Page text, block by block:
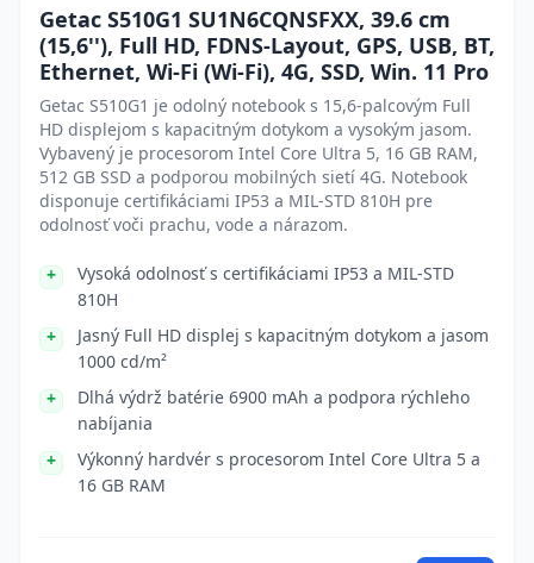
Getac S510G1 SU1N6CQNSFXX, 39.6 cm
(15,6''), Full HD, FDNS-Layout, GPS, USB, BT,
Ethernet, Wi-Fi (Wi-Fi), 4G, SSD, Win. 11 Pro
Getac S510G1 je odolný notebook s 15,6-palcovým Full
HD displejom s kapacitným dotykom a vysokým jasom.
Vybavený je procesorom Intel Core Ultra 5, 16 GB RAM,
512 GB SSD a podporou mobilných sietí 4G. Notebook
disponuje certifikáciami IP53 a MIL-STD 810H pre
odolnosť voči prachu, vode a nárazom.
Vysoká odolnosť s certifikáciami IP53 a MIL-STD
810H
Jasný Full HD displej s kapacitným dotykom a jasom
1000 cd/m²
Dlhá výdrž batérie 6900 mAh a podpora rýchleho
nabíjania
Výkonný hardvér s procesorom Intel Core Ultra 5 a
16 GB RAM